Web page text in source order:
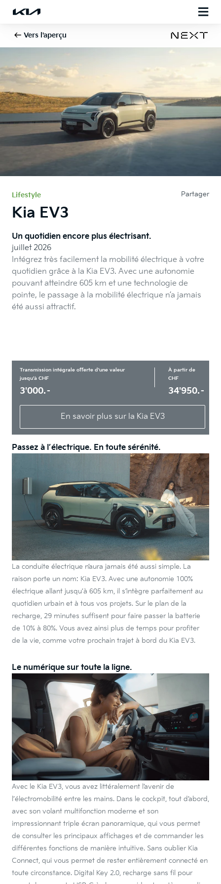
Vers l'aperçu
Lifestyle Partager
Kia EV3
Un quotidien encore plus électrisant.
juillet 2026
Intégrez très facilement la mobilité électrique à votre
quotidien grâce à la Kia EV3. Avec une autonomie
pouvant atteindre 605 km et une technologie de
pointe, le passage à la mobilité électrique n’a jamais
été aussi attractif.
Transmission intégrale offerte d'une valeur
jusqu'à CHF
3'000.–
À partir de
CHF
34'950.–
En savoir plus sur la Kia EV3
Passez à l’électrique. En toute sérénité.
La conduite électrique n’aura jamais été aussi simple. La
raison porte un nom: Kia EV3. Avec une autonomie 100%
électrique allant jusqu’à 605 km, il s’intègre parfaitement au
quotidien urbain et à tous vos projets. Sur le plan de la
recharge, 29 minutes suffisent pour faire passer la batterie
de 10% à 80%. Vous avez ainsi plus de temps pour profiter
de la vie, comme votre prochain trajet à bord du Kia EV3.
Le numérique sur toute la ligne.
Avec le Kia EV3, vous avez littéralement l’avenir de
l’électromobilité entre les mains. Dans le cockpit, tout d’abord,
avec son volant multifonction moderne et son
impressionnant triple écran panoramique, qui vous permet
de consulter les principaux affichages et de commander les
différentes fonctions de manière intuitive. Sans oublier Kia
Connect, qui vous permet de rester entièrement connecté en
toute circonstance. Digital Key 2.0, recharge sans fil pour